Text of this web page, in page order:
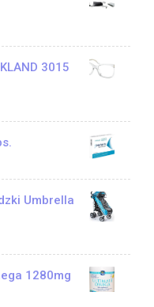
3015
Umbrella
1280mg